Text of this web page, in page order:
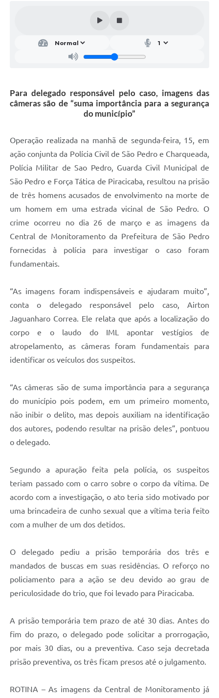
Telefones Úteis
Para delegado responsável pelo caso, imagens das
câmeras são de “suma importância para a segurança
do município”
Operação realizada na manhã de segunda-feira, 15, em
ação conjunta da Polícia Civil de São Pedro e Charqueada,
Polícia Militar de Sao Pedro, Guarda Civil Municipal de
São Pedro e Força Tática de Piracicaba, resultou na prisão
de três homens acusados de envolvimento na morte de
um homem em uma estrada vicinal de São Pedro. O
crime ocorreu no dia 26 de março e as imagens da
Central de Monitoramento da Prefeitura de São Pedro
fornecidas à polícia para investigar o caso foram
fundamentais.
“As imagens foram indispensáveis e ajudaram muito”,
conta o delegado responsável pelo caso, Airton
Jaguanharo Correa. Ele relata que após a localização do
corpo e o laudo do IML apontar vestígios de
atropelamento, as câmeras foram fundamentais para
identificar os veículos dos suspeitos.
“As câmeras são de suma importância para a segurança
do município pois podem, em um primeiro momento,
não inibir o delito, mas depois auxiliam na identificação
dos autores, podendo resultar na prisão deles”, pontuou
o delegado.
Segundo a apuração feita pela polícia, os suspeitos
teriam passado com o carro sobre o corpo da vítima. De
acordo com a investigação, o ato teria sido motivado por
uma brincadeira de cunho sexual que a vítima teria feito
com a mulher de um dos detidos.
O delegado pediu a prisão temporária dos três e
mandados de buscas em suas residências. O reforço no
policiamento para a ação se deu devido ao grau de
periculosidade do trio, que foi levado para Piracicaba.
A prisão temporária tem prazo de até 30 dias. Antes do
fim do prazo, o delegado pode solicitar a prorrogação,
por mais 30 dias, ou a preventiva. Caso seja decretada
prisão preventiva, os três ficam presos até o julgamento.
ROTINA – As imagens da Central de Monitoramento já